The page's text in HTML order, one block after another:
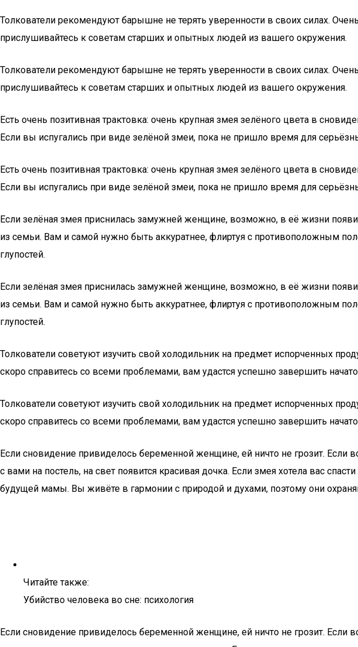
Толкователи рекомендуют барышне не терять уверенности в своих силах.
прислушивайтесь к советам старших и опытных людей из вашего окружения.
Толкователи рекомендуют барышне не терять уверенности в своих силах.
прислушивайтесь к советам старших и опытных людей из вашего окружения.
Есть очень позитивная трактовка: очень крупная змея зелёного цвета в
Если вы испугались при виде зелёной змеи, пока не пришло время для
Есть очень позитивная трактовка: очень крупная змея зелёного цвета в
Если вы испугались при виде зелёной змеи, пока не пришло время для
Если зелёная змея приснилась замужней женщине, возможно, в её жизни
из семьи. Вам и самой нужно быть аккуратнее, флиртуя с противоположным
глупостей.
Если зелёная змея приснилась замужней женщине, возможно, в её жизни
из семьи. Вам и самой нужно быть аккуратнее, флиртуя с противоположным
глупостей.
Толкователи советуют изучить свой холодильник на предмет испорченных
скоро справитесь со всеми проблемами, вам удастся успешно завершить
Толкователи советуют изучить свой холодильник на предмет испорченных
скоро справитесь со всеми проблемами, вам удастся успешно завершить
Если сновидение привиделось беременной женщине, ей ничто не грозит. Если
с вами на постель, на свет появится красивая дочка. Если змея хотела вас
будущей мамы. Вы живёте в гармонии с природой и духами, поэтому они
Читайте также:
Убийство человека во сне: психология
Если сновидение привиделось беременной женщине, ей ничто не грозит. Если